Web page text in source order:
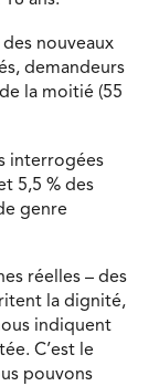
nouveaux
demandeurs
la moitié (55
interrogées
5,5 % des
genre
réelles – des
la dignité,
indiquent
C’est le
pouvons